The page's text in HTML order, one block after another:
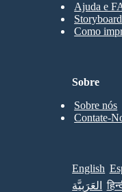
Ajuda e
Como
Sobre
Sobre nós
Contate-
English
العَرَبِيَّة